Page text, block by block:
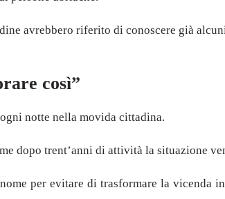
avrebbero riferito di conoscere già
così”
notte nella movida cittadina.
dopo trent’anni di attività la situazione
per evitare di trasformare la vicenda